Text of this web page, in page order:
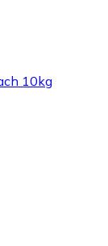
10kg